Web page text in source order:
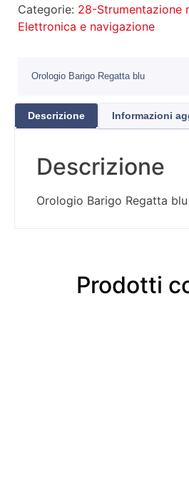
Categorie: 28-Strumentazione
Elettronica e navigazione
Orologio Barigo Regatta blu
Descrizione Informazioni
Descrizione
Orologio Barigo Regatta blu
Prodotti